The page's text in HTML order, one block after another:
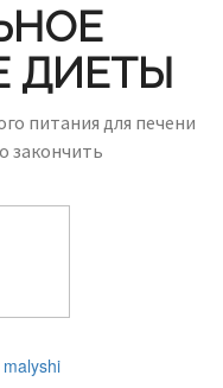
ДИЕТЫ
питания для печени
закончить
malyshi